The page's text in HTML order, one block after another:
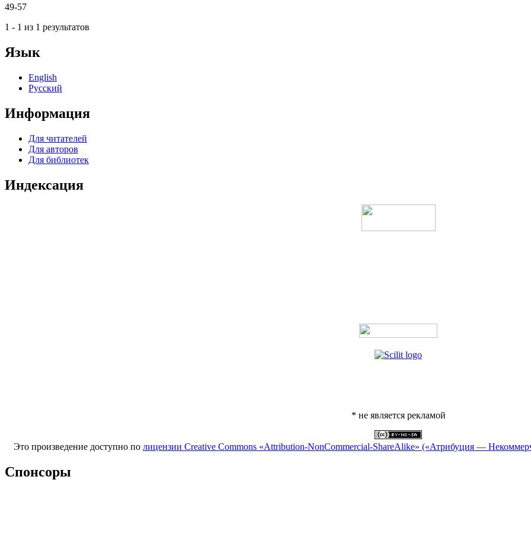
49-57
1 - 1 из 1 результатов
Язык
English
Русский
Информация
Для читателей
Для авторов
Для библиотек
Индексация
* не является рекламой
Это произведение доступно по лицензии Creative Commons «Attribution-NonCommercial-ShareAlike» («Атрибуция —
Спонсоры